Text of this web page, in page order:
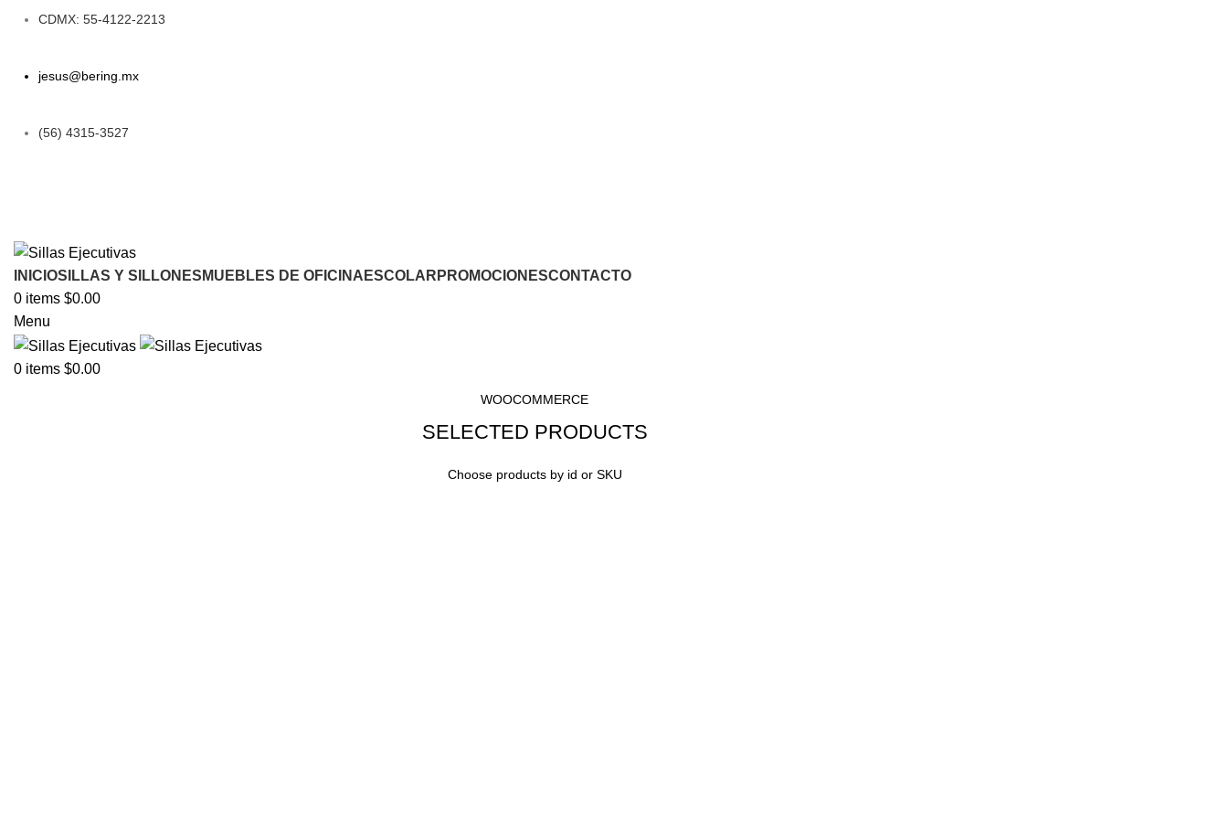
CDMX: 55-4122-2213
jesus@bering.mx
(56) 4315-3527
INICIOSILLAS Y SILLONES MUEBLES DE OFICINA ESCOLAR PROMOCIONESCONTACTO
0 items $0.00
Menu
0 items $0.00
WOOCOMMERCE
SELECTED PRODUCTS
Choose products by id or SKU